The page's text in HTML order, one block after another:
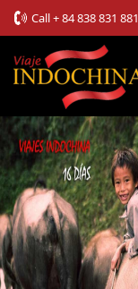
Call+ 84 838 831 881